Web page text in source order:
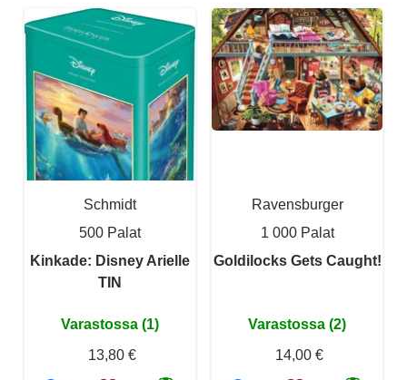
Schmidt
500 Palat
Kinkade: Disney Arielle
TIN
Varastossa (1)
13,80 €
Ravensburger
1 000 Palat
Goldilocks Gets Caught!
Varastossa (2)
14,00 €